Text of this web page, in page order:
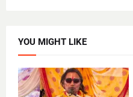
YOU MIGHT LIKE